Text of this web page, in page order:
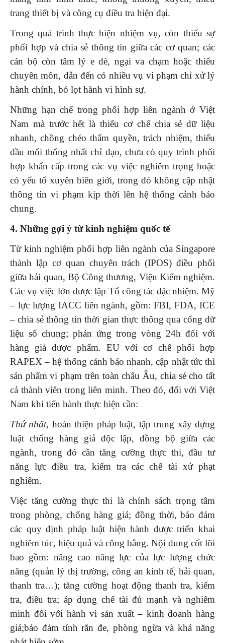
trang thiết bị và công cụ điều tra hiện đại.
Trong quá trình thực hiện nhiệm vụ, còn thiếu sự
phối hợp và chia sẻ thông tin giữa các cơ quan; các
cán bộ còn tâm lý e dè, ngại va chạm hoặc thiếu
chuyên môn, dẫn đến có nhiều vụ vi phạm chỉ xử lý
hành chính, bỏ lọt hành vi hình sự.
Những hạn chế trong phối hợp liên ngành ở Việt
Nam mà trước hết là thiếu cơ chế chia sẻ dữ liệu
nhanh, chồng chéo thẩm quyền, trách nhiệm, thiếu
đầu mối thống nhất chỉ đạo, chưa có quy trình phối
hợp khẩn cấp trong các vụ việc nghiêm trọng hoặc
có yếu tố xuyên biên giới, trong đó không cập nhật
thông tin vi phạm kịp thời lên hệ thống cảnh báo
chung.
4. Những gợi ý từkinh nghiệm quốc tế
Từ kinh nghiệm phối hợp liên ngành của Singapore
thành lập cơ quan chuyên trách (IPOS) điều phối
giữa hải quan, Bộ Công thương, Viện Kiểm nghiệm.
Các vụ việc lớn được lập Tổ công tác đặc nhiệm. Mỹ
– lực lượng IACC liên ngành, gồm: FBI, FDA, ICE
– chia sẻ thông tin thời gian thực thông qua cổng dữ
liệu số chung; phản ứng trong vòng 24h đối với
hàng giả dược phẩm. EU với cơ chế phối hợp
RAPEX – hệ thống cảnh báo nhanh, cập nhật tức thì
sản phẩm vi phạm trên toàn châu Âu, chia sẻ cho tất
cả thành viên trong liên minh. Theo đó, đối với Việt
Nam khi tiến hành thực hiện cần:
Thứnhất, hoàn thiện pháp luật, tập trung xây dựng
luật chống hàng giả độc lập, đồng bộ giữa các
ngành, trong đó cần tăng cường thực thi, đầu tư
năng lực điều tra, kiểm tra các chế tài xử phạt
nghiêm.
Việc tăng cường thực thi là chính sách trọng tâm
trong phòng, chống hàng giả; đồng thời, bảo đảm
các quy định pháp luật hiện hành được triển khai
nghiêm túc, hiệu quả và công bằng. Nội dung cốt lõi
bao gồm: nâng cao năng lực của lực lượng chức
năng (quản lý thị trường, công an kinh tế, hải quan,
thanh tra…); tăng cường hoạt động thanh tra, kiểm
tra, điều tra; áp dụng chế tài đủ mạnh và nghiêm
minh đối với hành vi sản xuất – kinh doanh hàng
giả;bảo đảm tính răn đe, phòng ngừa và khả năng